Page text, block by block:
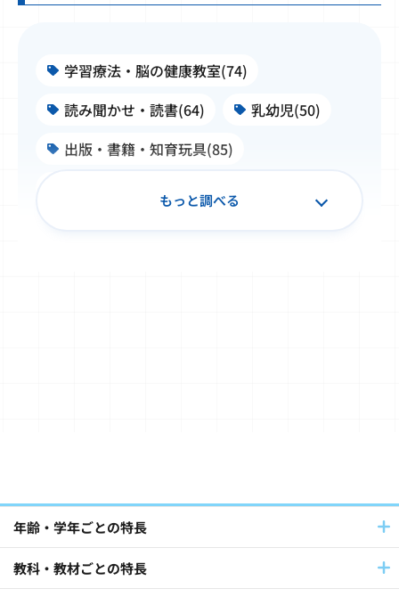
学習療法・脳の健康教室(74)
読み聞かせ・読書(64)
乳幼児(50)
出版・書籍・知育玩具(85)
パートナーとの連携(42)
社員採用(9)
公文式教室(102)
もっと調べる
年齢・学年ごとの特長
教科・教材ごとの特長